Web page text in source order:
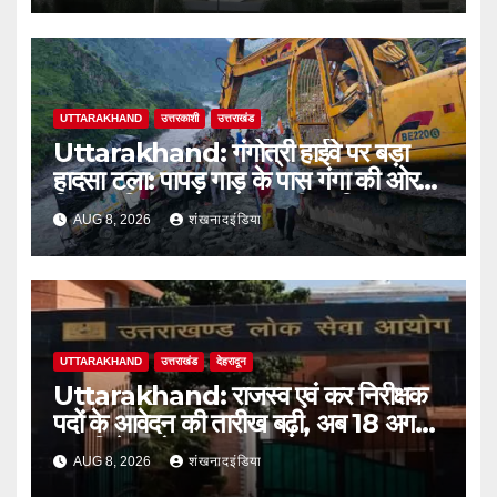
UTTARAKHAND उत्तरकाशी उत्तराखंड
Uttarakhand: गंगोत्री हाईवे पर बड़ा
हादसा टला: पापड़ गाड़ के पास गंगा की ओर
फिसला पिकअप, कांवड़ यात्री सुरक्षित
AUG 8, 2026 शंखनादइंडिया
UTTARAKHAND उत्तराखंड देहरादून
Uttarakhand: राजस्व एवं कर निरीक्षक
पदों के आवेदन की तारीख बढ़ी, अब 18 अगस्त
तक मिलेगा मौका
AUG 8, 2026 शंखनादइंडिया